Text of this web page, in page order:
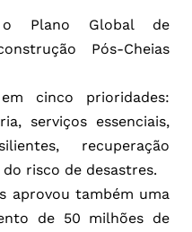
o Plano Global de
Pós-Cheias
cinco prioridades:
serviços essenciais,
recuperação
risco de desastres.
aprovou também uma
de 50 milhões de